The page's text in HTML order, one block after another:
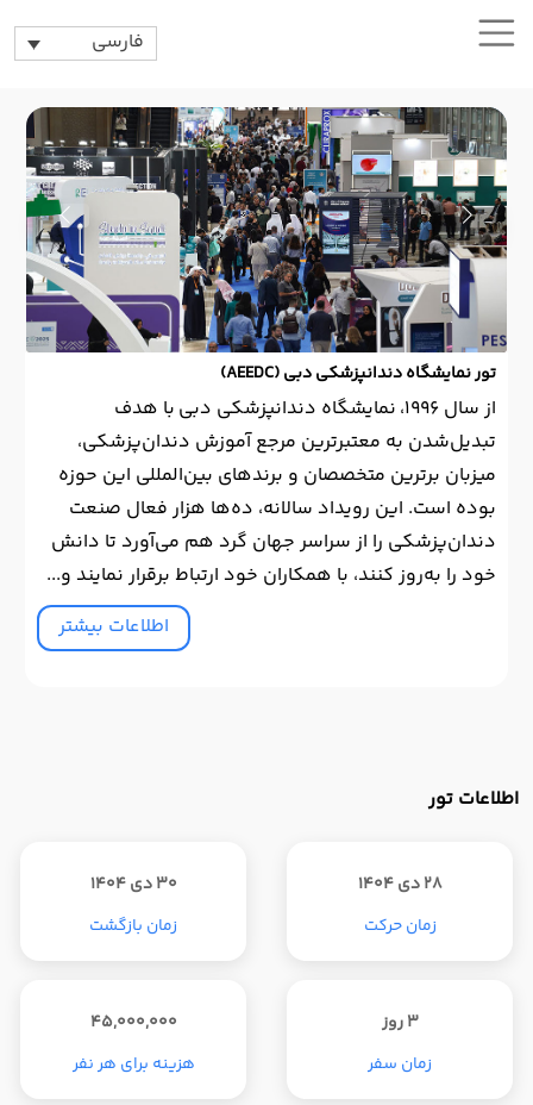
فارسی
تور نمایشگاه دندانپزشکی دبی (AEEDC)
از سال ۱۹۹۶، نمایشگاه دندانپزشکی دبی با هدف
تبدیل‌شدن به معتبرترین مرجع آموزش دندان‌پزشکی،
میزبان برترین متخصصان و برندهای بین‌المللی این حوزه
بوده است. این رویداد سالانه، ده‌ها هزار فعال صنعت
دندان‌پزشکی را از سراسر جهان گرد هم می‌آورد تا دانش
خود را به‌روز کنند، با همکاران خود ارتباط برقرار نمایند و...
اطلاعات بیشتر
اطلاعات تور
28 دی 1404
زمان حرکت
30 دی 1404
زمان بازگشت
3 روز
زمان سفر
45,000,000
هزینه برای هر نفر